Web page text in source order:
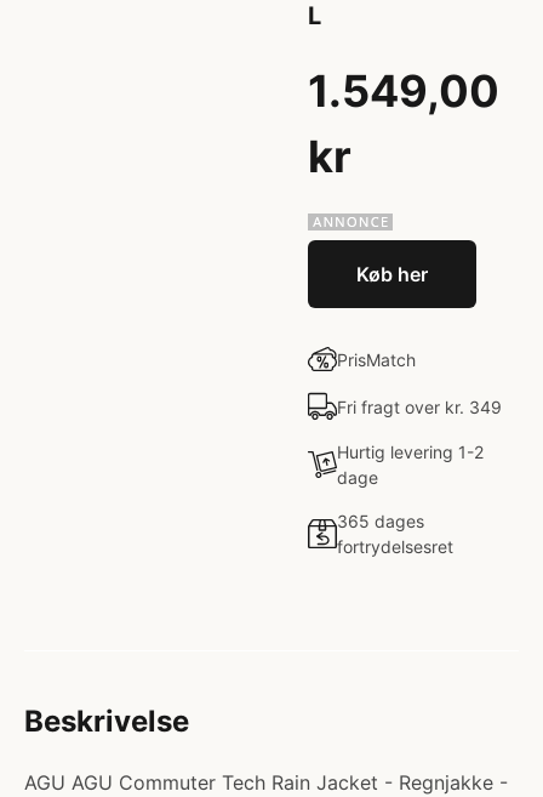
L
1.549,00
kr
Køb her
PrisMatch
Fri fragt over kr. 349
Hurtig levering 1-2
dage
365 dages
fortrydelsesret
Beskrivelse
AGU AGU Commuter Tech Rain Jacket - Regnjakke -